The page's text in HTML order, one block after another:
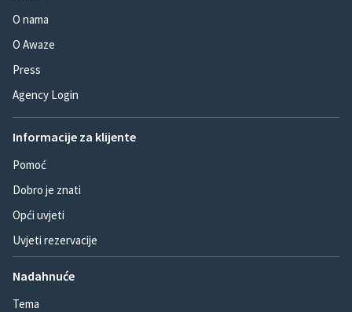
O nama
O Awaze
Press
Agency Login
Informacije za klijente
Pomoć
Dobro je znati
Opći uvjeti
Uvjeti rezervacije
Nadahnuće
Tema